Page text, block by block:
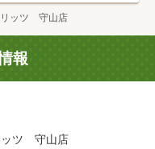
リッツ 守山店
報
ッツ 守山店